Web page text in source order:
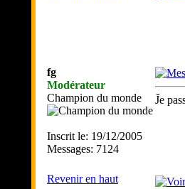
fg
Modérateur
Champion du monde
Inscrit le: 19/12/2005
Messages: 7124
J̌e
Revenir en haut